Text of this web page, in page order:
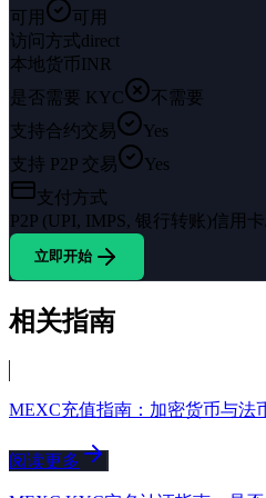
可用
可用
访问方式direct
本地货币 INR
是否需要 KYC
不需要
支持合约交易
Yes
支持 P2P 交易
Yes
支付方式
P2P (UPI, IMPS, 银行转账)信用
立即开始
相关指南
MEXC充值指南：加密货币与法
阅读更多